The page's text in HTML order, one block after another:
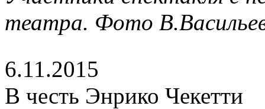
театра. Фото
6.11.2015
В честь Энрико Чекетти